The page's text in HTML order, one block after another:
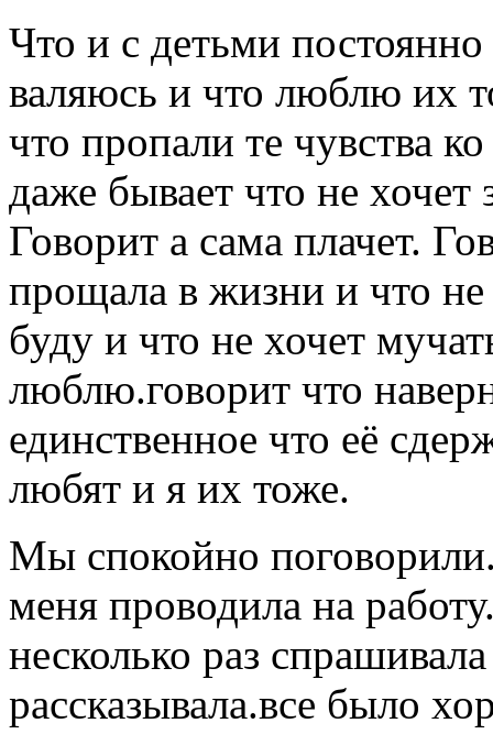
Что и с детьми
валяюсь и что люблю их
что пропали те чувства
даже бывает что не
Говорит а сама плачет.
прощала в жизни и что
буду и что не хочет
люблю.говорит что
единственное что её
любят и я их тоже.
Мы спокойно
меня проводила на
несколько раз
рассказывала.все было